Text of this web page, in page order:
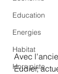
Education
Energies
Habitat
Hors piste
Avec
Eudier,